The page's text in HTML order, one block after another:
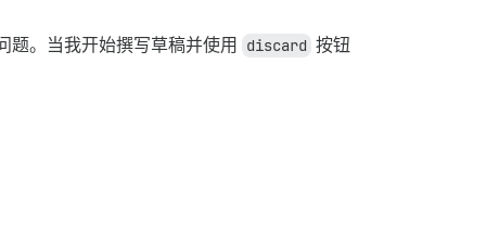
题。当我开始撰写草稿并使用 discard 按钮